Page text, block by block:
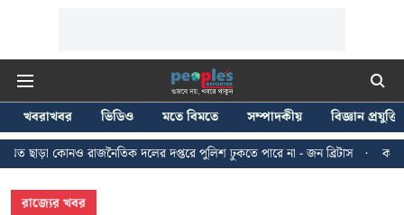
খবরাখবর ভিডিও মতে বিমতে সম্পাদকীয়
বিজ্ঞান প্রযুক্তি
দলের দপ্তরে পুলিশ ঢুকতে পারে না - জন ব্রিটাস
কলকাতায় ২৪ জুলাইয়ের
রাজ্যের খবর